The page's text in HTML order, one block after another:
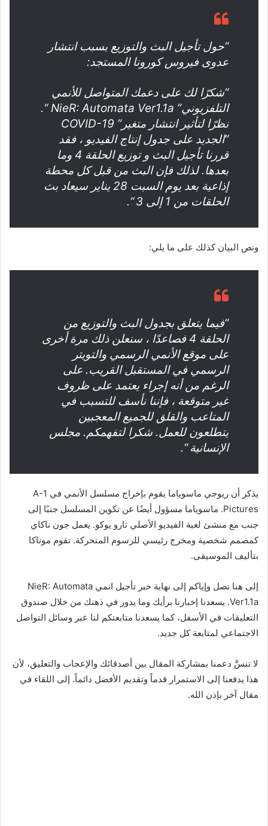
“حول تأجيل البث والتوزيع بسبب انتشار
عدوى فيروس كورونا المستجد:
“شكرًا لك على دعمك المتواصل للأنمي
التلفزيوني” NieR: Automata Ver1.1a “.
نظرًا لتأثير انتشار متغير” COVID-19
“الجديد على جدول إنتاج الفيديو ، فقد
قررنا تأجيل البث و توزيع الحلقة 4 وما
بعدها. لذلك فإن البث من قبل كل محطة
إذاعية بعد يوم السبت 28 يناير سيعاد بث
الحلقات من 1 إلى 3 “.
ونص البيان كذلك على ما يلي:
“فيما يتعلق بجدول البث والتوزيع من
الحلقة 4 فصاعدًا ، سنعلن ذلك مرة أخرى
على موقع الأنمي الرسمي والتويتر
الرسمي في المستقبل القريب. على
الرغم من أنه إجراء يعتمد على ظروف
غير متوقعة ، فإننا نأسف للتسبب في
المتاعب والقلق للجميع المعجبين
يتطلعون للعمل. شكرا لتفهمكم. مجلس
الإنسانية “.
يذكر أن ريوجي ماسوياما يقوم بإخراج مسلسل الأنمي في A-1
Pictures. ماسوياما مسؤول أيضًا عن تكوين المسلسل جنبًا إلى
جنب مع منشئ لعبة الفيديو الأصلي تارو يوكو. يعمل جون ناكاي
كمصمم شخصية ومخرج رئيسي للرسوم المتحركة. تقوم موناكا
بتأليف الموسيقى.
إلى هنا نصل وإياكم إلى نهاية خبر تأجيل انمي NieR: Automata
Ver1.1a. يسعدنا إخبارنا برأيك وما يدور في ذهنك من خلال صندوق
التعليقات في الأسفل، كما يسعدنا متابعتكم لنا عبر وسائل التواصل
الاجتماعي لمتابعة كل جديد.
لا تنسَّ دعمنا بمشاركة المقال بين أصدقائك والإعجاب والتعليق، لأن
هذا يدفعنا إلى الاستمرار قدماً وتقديم الأفضل دائماً. إلى اللقاء في
مقال آخر بإذن الله.